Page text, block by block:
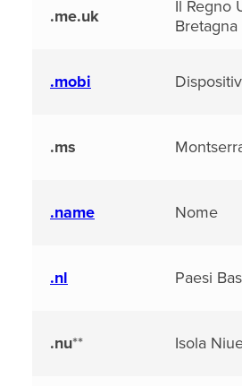
.me.uk
Il Regno
.mobi
.ms
.name Nome
.nl Paesi
.nu** Isola